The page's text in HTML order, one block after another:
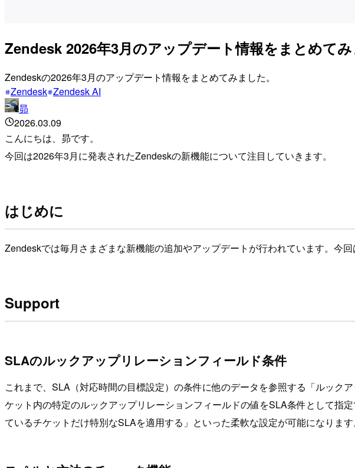
Zendesk 2026年3月のアップデート情報をまとめて
Zendeskの2026年3月のアップデート情報をまとめてみました。
Zendesk Zendesk AI
昴
2026.03.09
こんにちは、昴です。
今回は2026年3月に発表されたZendeskの新機能について注目していきます。
はじめに
Zendeskでは毎月さまざまな新機能の追加やアップデートが行われています。今
Support
SLAのルックアップリレーションフィールド条件
これまで、SLA（対応時間の目標設定）の条件に他のデータを参照する「ルック
ケット内の特定のルックアップリレーションフィールドの値をSLA条件として指
ているチケットだけ特別なSLAを適用する」といった柔軟な設定が可能になります